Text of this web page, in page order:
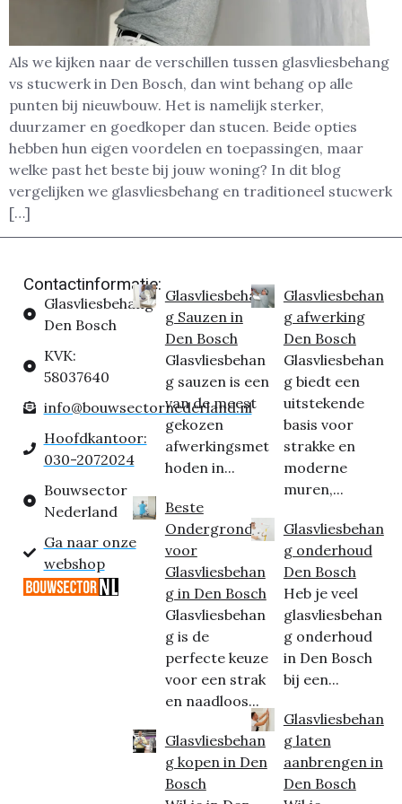
Als we kijken naar de verschillen tussen glasvliesbehang
vs stucwerk in Den Bosch, dan wint behang op alle
punten bij nieuwbouw. Het is namelijk sterker,
duurzamer en goedkoper dan stucen. Beide opties
hebben hun eigen voordelen en toepassingen, maar
welke past het beste bij jouw woning? In dit blog
vergelijken we glasvliesbehang en traditioneel stucwerk
[…]
Contactinformatie:
Glasvliesbehang
Den Bosch
KVK:
58037640
info@bouwsectornederland.nl
Hoofdkantoor:
030-2072024
Bouwsector
Nederland
Ga naar onze
webshop
Glasvliesbehan
g Sauzen in
Den Bosch
Glasvliesbehan
g sauzen is een
van de meest
gekozen
afwerkingsmet
hoden in...
Beste
Ondergrond
voor
Glasvliesbehan
g in Den Bosch
Glasvliesbehan
g is de
perfecte keuze
voor een strak
en naadloos...
Glasvliesbehan
g kopen in Den
Bosch
Glasvliesbehan
g afwerking
Den Bosch
Glasvliesbehan
g biedt een
uitstekende
basis voor
strakke en
moderne
muren,...
Glasvliesbehan
g onderhoud
Den Bosch
Heb je veel
glasvliesbehan
g onderhoud
in Den Bosch
bij een...
Glasvliesbehan
g laten
aanbrengen in
Den Bosch